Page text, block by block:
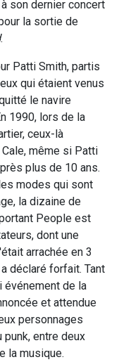
son dernier concert
la sortie de
.
Patti Smith, partis
qui étaient venus
le navire
1990, lors de la
ceux-là
même si Patti
plus de 10 ans.
modes qui sont
la dizaine de
People est
dont une
arrachée en 3
déclaré forfait. Tant
événement de la
et attendue
personnages
entre deux
la musique.